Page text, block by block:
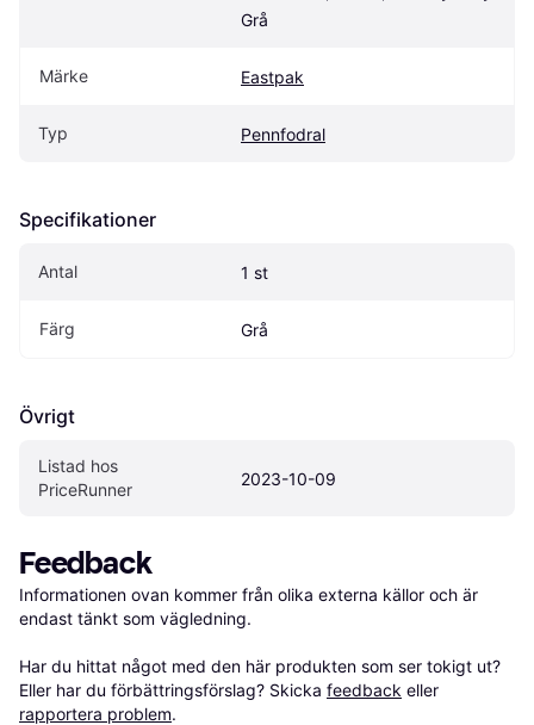
Grå
Märke Eastpak
Typ Pennfodral
Specifikationer
Antal 1 st
Färg Grå
Övrigt
Listad hos
PriceRunner
2023-10-09
Feedback
Informationen ovan kommer från olika externa källor och är
endast tänkt som vägledning.
Har du hittat något med den här produkten som ser tokigt ut?
Eller har du förbättringsförslag? Skicka feedback eller
rapportera problem.